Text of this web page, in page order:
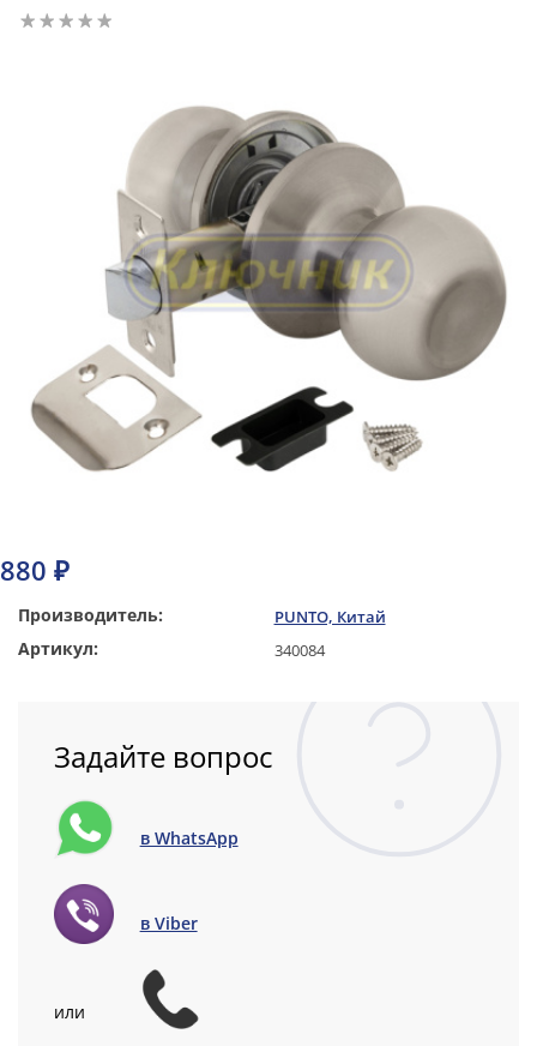
Производитель: PUNTO, Китай
Артикул: 340084
880 ₽
Задайте вопрос
в WhatsApp
в Viber
или